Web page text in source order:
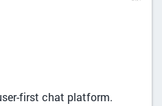
first chat platform.